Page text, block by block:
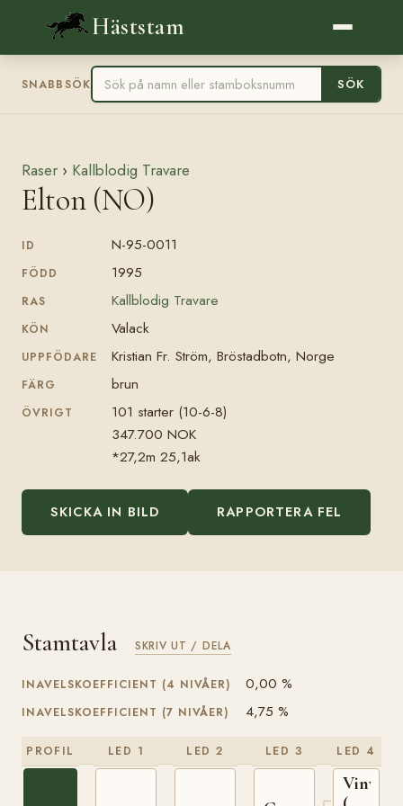
Häststam
SNABBSÖK SÖK
Raser › Kallblodig Travare
Elton (NO)
ID N-95-0011
FÖDD 1995
RAS Kallblodig Travare
KÖN Valack
UPPFÖDARE Kristian Fr. Ström, Bröstadbotn, Norge
FÄRG brun
ÖVRIGT
101 starter (10-6-8)
347.700 NOK
*27,2m 25,1ak
SKICKA IN BILD RAPPORTERA FEL
Stamtavla SKRIV UT / DELA
INAVELSKOEFFICIENT (4 NIVÅER) 0,00 %
INAVELSKOEFFICIENT (7 NIVÅER) 4,75 %
PROFIL LED 1 LED 2 LED 3 LED 4
Vinvar